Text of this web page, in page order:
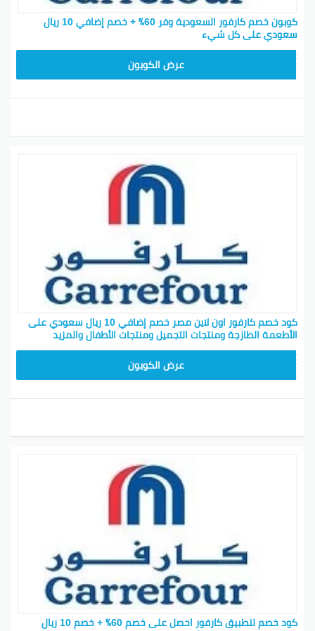
كوبون خصم كارفور السعودية وفر 60٪ + خصم إضافي 10 ريال
سعودي على كل شيء
عرض الكوبون
كود خصم كارفور اون لاين مصر خصم إضافي 10 ريال سعودي على
الأطعمة الطازجة ومنتجات التجميل ومنتجات الأطفال والمزيد
عرض الكوبون
كود خصم لتطبيق كارفور احصل على خصم 60٪ + خصم 10 ريال